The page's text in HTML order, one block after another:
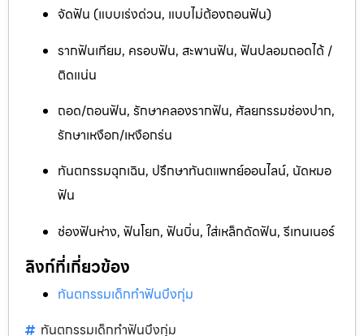
จัดฟัน (แบบเร่งด่วน, แบบไม่ต้องถอนฟัน)
รากฟันเทียม, ครอบฟัน, สะพานฟัน, ฟันปลอมถอดได้ /
ติดแน่น
ถอด/ถอนฟัน, รักษาคลองรากฟัน, ศัลยกรรมช่องปาก,
รักษาเหงือก/เหงือกร่น
ทันตกรรมฉุกเฉิน, ปรึกษาทันตแพทย์ออนไลน์, นัดหมอ
ฟัน
ช่องฟันห่าง, ฟันโยก, ฟันบิ่น, ใส่เหล็กดัดฟัน, รีเทนเนอร์
ลิงก์ที่เกี่ยวข้อง
ทันตกรรมเด็กทำฟันบึงกุ่ม
ทันตกรรมเด็กทำฟันบึงกุ่ม